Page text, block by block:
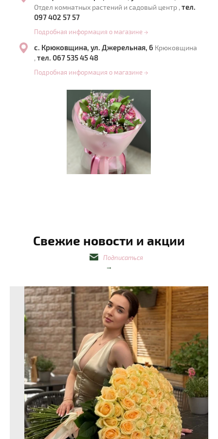
Отдел комнатных растений и садовый центр , тел.
097 402 57 57
Подробная информация о магазине →
с. Крюковщина, ул. Джерельная, 6 Крюковщина
, тел. 067 535 45 48
Подробная информация о магазине →
Свежие новости и акции
Подписаться
→